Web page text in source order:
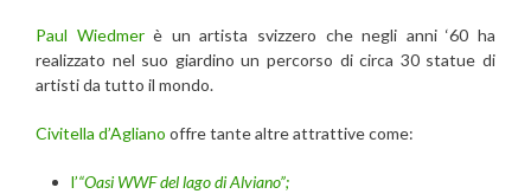
Paul Wiedmerè un artista svizzero che negli anni ‘60 ha
realizzato nel suo giardino un percorso di circa 30 statue di
artisti da tutto il mondo.
Civitella d’Agliano offre tante altre attrattive come:
l’“Oasi WWF del lago di Alviano”;